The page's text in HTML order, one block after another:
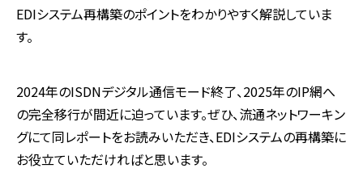
EDIシステム再構築のポイントをわかりやすく解説していま
す。
2024年のISDNデジタル通信モード終了、2025年のIP網へ
の完全移行が間近に迫っています。ぜひ、流通ネットワーキン
グにて同レポートをお読みいただき、EDIシステムの再構築に
お役立ていただければと思います。